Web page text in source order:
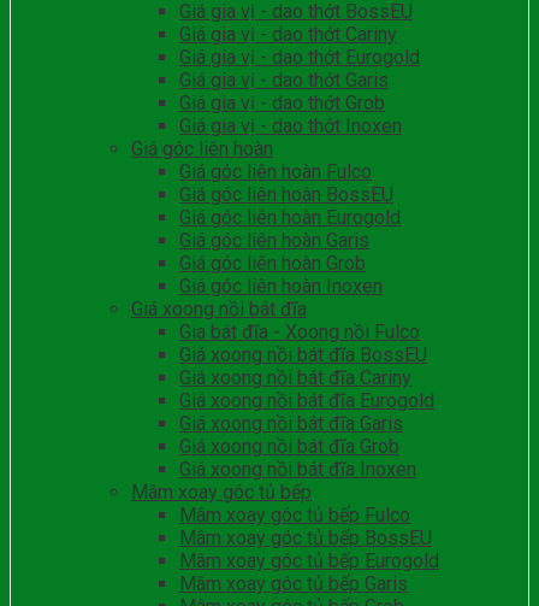
Giá gia vị - dao thớt BossEU
Giá gia vị - dao thớt Cariny
Giá gia vị - dao thớt Eurogold
Giá gia vị - dao thớt Garis
Giá gia vị - dao thớt Grob
Giá gia vị - dao thớt Inoxen
Giá góc liên hoàn
Giá góc liên hoàn Fulco
Giá góc liên hoàn BossEU
Giá góc liên hoàn Eurogold
Giá góc liên hoàn Garis
Giá góc liên hoàn Grob
Giá góc liên hoàn Inoxen
Giá xoong nồi bát đĩa
Gia bát đĩa - Xoong nồi Fulco
Giá xoong nồi bát đĩa BossEU
Giá xoong nồi bát đĩa Cariny
Giá xoong nồi bát đĩa Eurogold
Giá xoong nồi bát đĩa Garis
Giá xoong nồi bát đĩa Grob
Giá xoong nồi bát đĩa Inoxen
Mâm xoay góc tủ bếp
Mâm xoay góc tủ bếp Fulco
Mâm xoay góc tủ bếp BossEU
Mâm xoay góc tủ bếp Eurogold
Mâm xoay góc tủ bếp Garis